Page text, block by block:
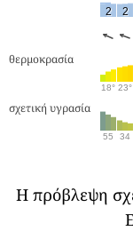
2 2
θερμοκρασία
18° 23°
σχετική υγρασία
55 34
Η πρόβλεψη